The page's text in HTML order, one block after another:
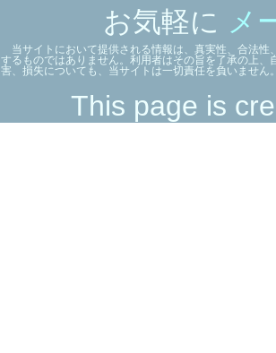
お気軽に メ
当サイトにおいて提供される情報は、真実性、合法性
するものではありません。利用者はその旨を了承の上
害、損失についても、当サイトは一切責任を負いません
This page is